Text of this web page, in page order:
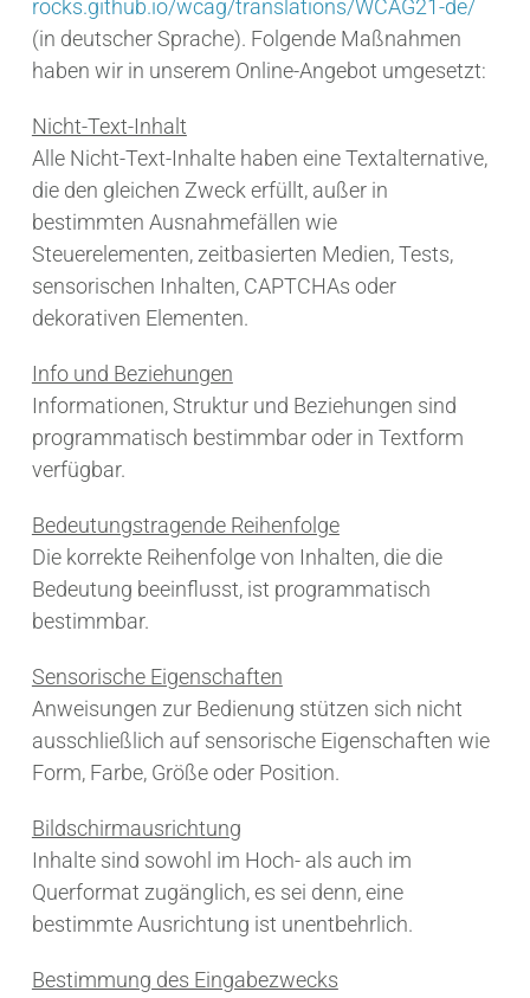
rocks.github.io/wcag/translations/WCAG21-de/
(in deutscher Sprache). Folgende Maßnahmen
haben wir in unserem Online-Angebot umgesetzt:
Nicht-Text-Inhalt
Alle Nicht-Text-Inhalte haben eine Textalternative,
die den gleichen Zweck erfüllt, außer in
bestimmten Ausnahmefällen wie
Steuerelementen, zeitbasierten Medien, Tests,
sensorischen Inhalten, CAPTCHAs oder
dekorativen Elementen.
Info und Beziehungen
Informationen, Struktur und Beziehungen sind
programmatisch bestimmbar oder in Textform
verfügbar.
Bedeutungstragende Reihenfolge
Die korrekte Reihenfolge von Inhalten, die die
Bedeutung beeinflusst, ist programmatisch
bestimmbar.
Sensorische Eigenschaften
Anweisungen zur Bedienung stützen sich nicht
ausschließlich auf sensorische Eigenschaften wie
Form, Farbe, Größe oder Position.
Bildschirmausrichtung
Inhalte sind sowohl im Hoch- als auch im
Querformat zugänglich, es sei denn, eine
bestimmte Ausrichtung ist unentbehrlich.
Bestimmung des Eingabezwecks